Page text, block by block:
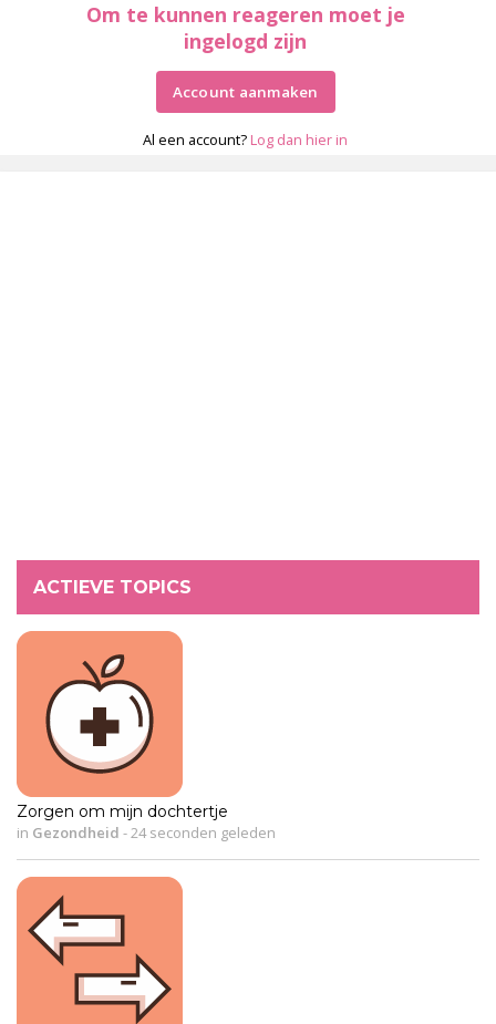
Om te kunnen reageren moet je
ingelogd zijn
Account aanmaken
Al een account? Log dan hier in
ACTIEVE TOPICS
Zorgen om mijn dochtertje
in Gezondheid -24 seconden geleden